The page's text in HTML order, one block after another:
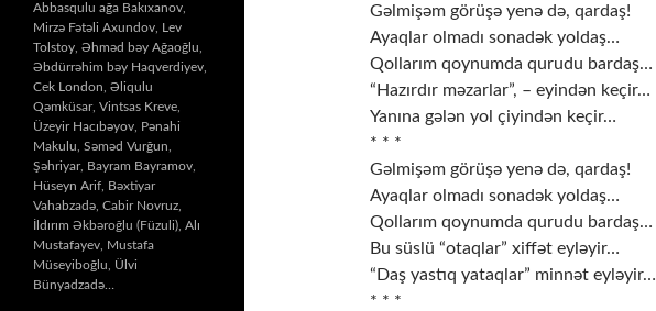
Gəlmişəm görüşə yenə də, qardaş!
Ayaqlar olmadı sonadək yoldaş…
Qollarım qoynumda qurudu bardaş…
“Hazırdır məzarlar”, – eyindən keçir…
Yanına gələn yol çiyindən keçir…
* * *
Gəlmişəm görüşə yenə də, qardaş!
Ayaqlar olmadı sonadək yoldaş…
Qollarım qoynumda qurudu bardaş…
Bu süslü “otaqlar” xiffət eyləyir…
“Daş yastıq yataqlar” minnət eyləyir…
* * *
Abbasqulu ağa Bakıxanov,
Mirzə Fətəli Axundov, Lev
Tolstoy, Əhməd bəy Ağaoğlu,
Əbdürrəhim bəy Haqverdiyev,
Cek London, Əliqulu
Qəmküsar, Vintsas Kreve,
Üzeyir Hacıbəyov, Pənahi
Makulu, Səməd Vurğun,
Şəhriyar, Bayram Bayramov,
Hüseyn Arif, Bəxtiyar
Vahabzadə, Cabir Novruz,
İldırım Əkbəroğlu (Füzuli), Alı
Mustafayev, Mustafa
Müseyiboğlu, Ülvi
Bünyadzadə…